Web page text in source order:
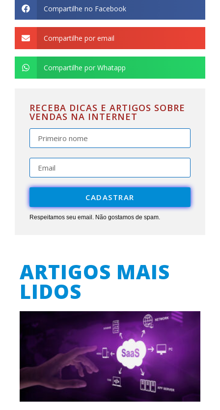
Compartilhe no Facebook
Compartilhe por email
Compartilhe por Whatapp
RECEBA DICAS E ARTIGOS SOBRE
VENDAS NA INTERNET
CADASTRAR
Respeitamos seu email. Não gostamos de spam.
ARTIGOS MAIS
LIDOS